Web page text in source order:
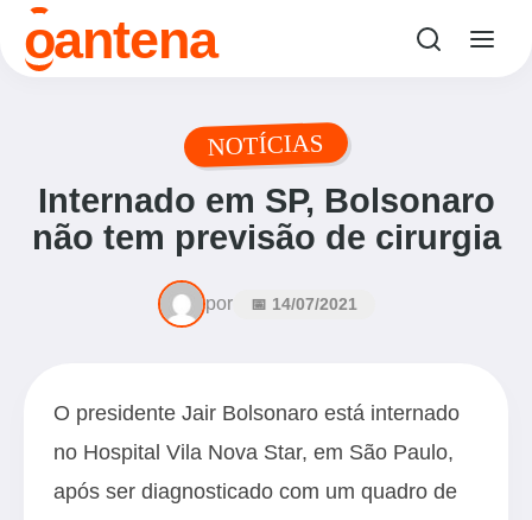
oantena
NOTÍCIAS
Internado em SP, Bolsonaro
não tem previsão de cirurgia
por 📅 14/07/2021
O presidente Jair Bolsonaro está internado
no Hospital Vila Nova Star, em São Paulo,
após ser diagnosticado com um quadro de